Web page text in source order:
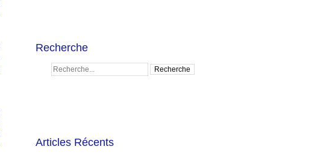
Recherche
Articles Récents